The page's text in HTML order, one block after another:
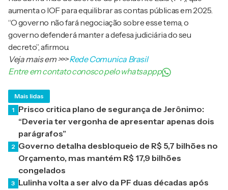
aumenta o IOF para equilibrar as contas públicas em 2025.
“O governo não fará negociação sobre esse tema, o
governo defenderá manter a defesa judiciária do seu
decreto”, afirmou.
Veja mais em>>>Rede Comunica Brasil
Entre em contato conosco pelo whatsappp
Mais lidas
1 Prisco critica plano de segurança de Jerônimo:
“Deveria ter vergonha de apresentar apenas dois
parágrafos”
2 Governo detalha desbloqueio de R$ 5,7 bilhões no
Orçamento, mas mantém R$ 17,9 bilhões
congelados
3 Lulinha volta a ser alvo da PF duas décadas após